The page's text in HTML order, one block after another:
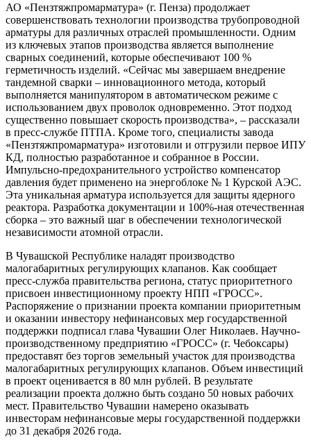
АО «Пензтяжпромарматура» (г. Пенза) продолжает
совершенствовать технологии производства трубопроводной
арматуры для различных отраслей промышленности. Одним
из ключевых этапов производства является выполнение
сварных соединений, которые обеспечивают 100 %
герметичность изделий. «Сейчас мы завершаем внедрение
тандемной сварки – инновационного метода, который
выполняется манипулятором в автоматическом режиме с
использованием двух проволок одновременно. Этот подход
существенно повышает скорость производства», – рассказали
в пресс-службе ПТПА. Кроме того, специалисты завода
«Пензтяжпромарматура» изготовили и отгрузили первое ИПУ
КД, полностью разработанное и собранное в России.
Импульсно-предохранительного устройство компенсатор
давления будет применено на энергоблоке № 1 Курской АЭС.
Эта уникальная арматура используется для защиты ядерного
реактора. Разработка документации и 100%-ная отечественная
сборка – это важный шаг в обеспечении технологической
независимости атомной отрасли.
В Чувашской Республике наладят производство
малогабаритных регулирующих клапанов. Как сообщает
пресс-служба правительства региона, статус приоритетного
присвоен инвестиционному проекту НПП «ГРОСС».
Распоряжение о признании проекта компании приоритетным
и оказании инвестору нефинансовых мер государственной
поддержки подписал глава Чувашии Олег Николаев. Научно-
производственному предприятию «ГРОСС» (г. Чебоксары)
предоставят без торгов земельный участок для производства
малогабаритных регулирующих клапанов. Объем инвестиций
в проект оценивается в 80 млн рублей. В результате
реализации проекта должно быть создано 50 новых рабочих
мест. Правительство Чувашии намерено оказывать
инвесторам нефинансовые меры государственной поддержки
до 31 декабря 2026 года.